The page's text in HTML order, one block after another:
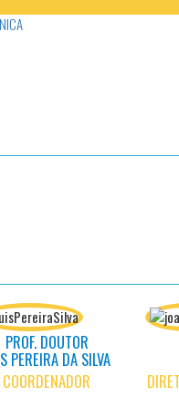
PROF. DOUTOR
PEREIRA DA SILVA
COORDENADOR